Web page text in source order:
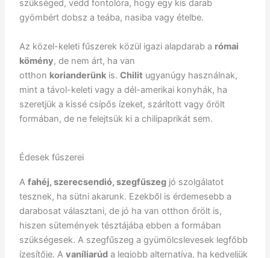
szükséged, vedd fontolóra, hogy egy kis darab
gyömbért dobsz a teába, nasiba vagy ételbe.
Az közel-keleti fűszerek közül igazi alapdarab a római
kömény, de nem árt, ha van
otthon korianderünk is.Chilit ugyanúgy használnak,
mint a távol-keleti vagy a dél-amerikai konyhák, ha
szeretjük a kissé csípős ízeket, szárított vagy őrölt
formában, de ne felejtsük ki a chilipaprikát sem.
Édesek fűszerei
Afahéj, szerecsendió, szegfűszeg jó szolgálatot
tesznek, ha sütni akarunk. Ezekből is érdemesebb a
darabosat választani, de jó ha van otthon őrölt is,
hiszen sütemények tésztájába ebben a formában
szükségesek. A szegfűszeg a gyümölcslevesek legfőbb
ízesítője. Avaníliarúd a legjobb alternatíva, ha kedveljük